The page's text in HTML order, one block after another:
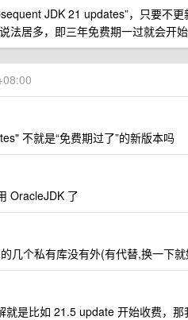
JDK 21 updates”，只要不
居多，即三年免费期一过就会开始
不就是“免费期过了”的新版本吗
OracleJDK 了
几个私有库没有外(有代替,换一下
就是比如 21.5 update 开始收费，